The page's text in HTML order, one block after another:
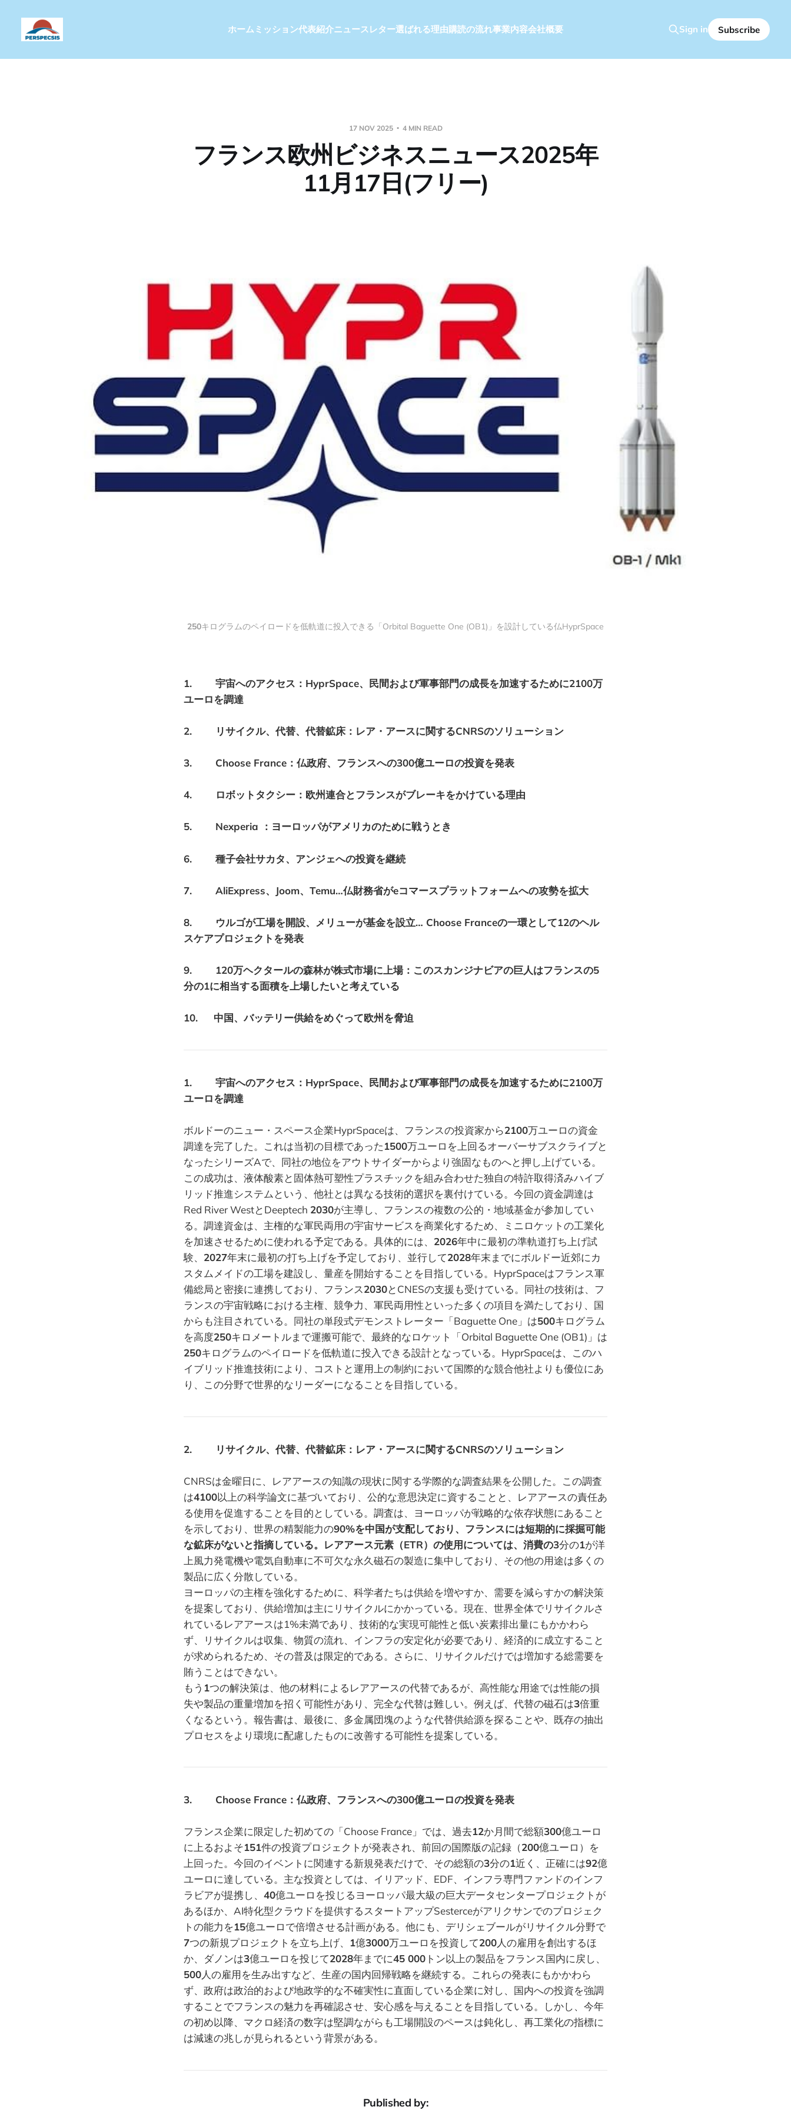
ホームミッション代表紹介ニュースレター選ばれる理由購読の流れ事業内容会社概要 Sign in Subscribe
17 NOV 2025 4 MIN READ
フランス欧州ビジネスニュース2025年
11月17日(フリー)
250キログラムのペイロードを低軌道に投入できる「Orbital Baguette One (OB1)」を設計している仏HyprSpace
1. 宇宙へのアクセス：HyprSpace、民間および軍事部門の成長を加速するために2100万
ユーロを調達
2. リサイクル、代替、代替鉱床：レア・アースに関するCNRSのソリューション
3. Choose France：仏政府、フランスへの300億ユーロの投資を発表
4. ロボットタクシー：欧州連合とフランスがブレーキをかけている理由
5. Nexperia ：ヨーロッパがアメリカのために戦うとき
6. 種子会社サカタ、アンジェへの投資を継続
7. AliExpress、Joom、Temu…仏財務省がeコマースプラットフォームへの攻勢を拡大
8. ウルゴが工場を開設、メリューが基金を設立… Choose Franceの一環として12のヘル
スケアプロジェクトを発表
9. 120万ヘクタールの森林が株式市場に上場：このスカンジナビアの巨人はフランスの5
分の1に相当する面積を上場したいと考えている
10. 中国、バッテリー供給をめぐって欧州を脅迫
1. 宇宙へのアクセス：HyprSpace、民間および軍事部門の成長を加速するために2100万
ユーロを調達
ボルドーのニュー・スペース企業HyprSpaceは、フランスの投資家から2100万ユーロの資金
調達を完了した。これは当初の目標であった1500万ユーロを上回るオーバーサブスクライブと
なったシリーズAで、同社の地位をアウトサイダーからより強固なものへと押し上げている。
この成功は、液体酸素と固体熱可塑性プラスチックを組み合わせた独自の特許取得済みハイブ
リッド推進システムという、他社とは異なる技術的選択を裏付けている。今回の資金調達は
Red River WestとDeeptech 2030が主導し、フランスの複数の公的・地域基金が参加してい
る。調達資金は、主権的な軍民両用の宇宙サービスを商業化するため、ミニロケットの工業化
を加速させるために使われる予定である。具体的には、 2026年中に最初の準軌道打ち上げ試
験、 2027年末に最初の打ち上げを予定しており、並行して2028年末までにボルドー近郊にカ
スタムメイドの工場を建設し、量産を開始することを目指している。HyprSpaceはフランス軍
備総局と密接に連携しており、フランス2030とCNESの支援も受けている。同社の技術は、フ
ランスの宇宙戦略における主権、競争力、軍民両用性といった多くの項目を満たしており、国
からも注目されている。同社の単段式デモンストレーター「Baguette One」は500キログラム
を高度250キロメートルまで運搬可能で、最終的なロケット「Orbital Baguette One (OB1)」は
250キログラムのペイロードを低軌道に投入できる設計となっている。HyprSpaceは、このハ
イブリッド推進技術により、コストと運用上の制約において国際的な競合他社よりも優位にあ
り、この分野で世界的なリーダーになることを目指している。
2. リサイクル、代替、代替鉱床：レア・アースに関するCNRSのソリューション
CNRSは金曜日に、レアアースの知識の現状に関する学際的な調査結果を公開した。この調査
は4100以上の科学論文に基づいており、公的な意思決定に資することと、レアアースの責任あ
る使用を促進することを目的としている。調査は、ヨーロッパが戦略的な依存状態にあること
を示しており、世界の精製能力の90%を中国が支配しており、フランスには短期的に採掘可能
な鉱床がないと指摘している。レアアース元素（ETR）の使用については、消費の3分の1が洋
上風力発電機や電気自動車に不可欠な永久磁石の製造に集中しており、その他の用途は多くの
製品に広く分散している。
ヨーロッパの主権を強化するために、科学者たちは供給を増やすか、需要を減らすかの解決策
を提案しており、供給増加は主にリサイクルにかかっている。現在、世界全体でリサイクルさ
れているレアアースは1%未満であり、技術的な実現可能性と低い炭素排出量にもかかわら
ず、リサイクルは収集、物質の流れ、インフラの安定化が必要であり、経済的に成立すること
が求められるため、その普及は限定的である。さらに、リサイクルだけでは増加する総需要を
賄うことはできない。
もう 1つの解決策は、他の材料によるレアアースの代替であるが、高性能な用途では性能の損
失や製品の重量増加を招く可能性があり、完全な代替は難しい。例えば、代替の磁石は3倍重
くなるという。報告書は、最後に、多金属団塊のような代替供給源を探ることや、既存の抽出
プロセスをより環境に配慮したものに改善する可能性を提案している。
3. Choose France：仏政府、フランスへの300億ユーロの投資を発表
フランス企業に限定した初めての「Choose France」では、過去12か月間で総額300億ユーロ
に上るおよそ151件の投資プロジェクトが発表され、前回の国際版の記録（200億ユーロ）を
上回った。今回のイベントに関連する新規発表だけで、その総額の3分の1近く、正確には92億
ユーロに達している。主な投資としては、イリアッド、EDF、インフラ専門ファンドのインフ
ラビアが提携し、 40億ユーロを投じるヨーロッパ最大級の巨大データセンタープロジェクトが
あるほか、AI特化型クラウドを提供するスタートアップSesterceがアリクサンでのプロジェク
トの能力を15億ユーロで倍増させる計画がある。他にも、デリシェブールがリサイクル分野で
7つの新規プロジェクトを立ち上げ、 1億3000万ユーロを投資して200人の雇用を創出するほ
か、ダノンは3億ユーロを投じて2028年までに45 000 トン以上の製品をフランス国内に戻し、
500人の雇用を生み出すなど、生産の国内回帰戦略を継続する。これらの発表にもかかわら
ず、政府は政治的および地政学的な不確実性に直面している企業に対し、国内への投資を強調
することでフランスの魅力を再確認させ、安心感を与えることを目指している。しかし、今年
の初め以降、マクロ経済の数字は堅調ながらも工場開設のペースは鈍化し、再工業化の指標に
は減速の兆しが見られるという背景がある。
Published by: